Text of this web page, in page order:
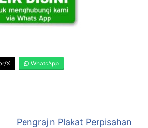
X WhatsApp
Pengrajin Plakat Perpisahan